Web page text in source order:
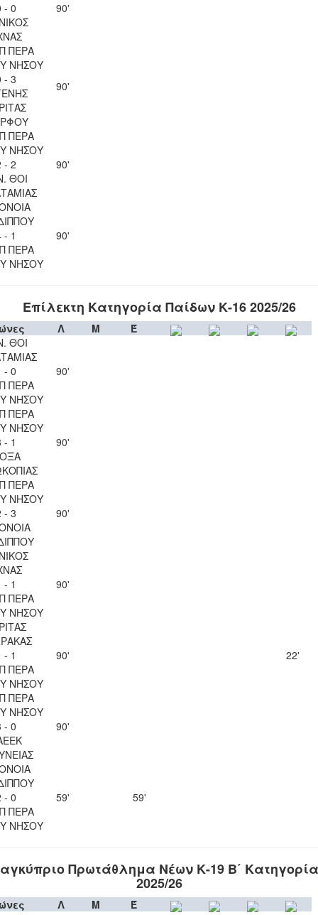
- 0
90'
ΠΕΡΑ
ΝΗΣΟΥ
- 3
90'
ΠΕΡΑ
ΝΗΣΟΥ
- 2
ΘΟΙ
90'
- 1
ΠΕΡΑ
ΝΗΣΟΥ
90'
Επίλεκτη Κατηγορία Παίδων Κ-16 2025/26
Λ Μ
Έ
ΘΟΙ
- 0
ΠΕΡΑ
ΝΗΣΟΥ
90'
ΠΕΡΑ
ΝΗΣΟΥ
- 1
90'
ΠΕΡΑ
ΝΗΣΟΥ
- 3
90'
- 1
ΠΕΡΑ
ΝΗΣΟΥ
90'
- 1
ΠΕΡΑ
ΝΗΣΟΥ
90' 22'
ΠΕΡΑ
ΝΗΣΟΥ
- 0
90'
- 0
ΠΕΡΑ
ΝΗΣΟΥ
59' 59'
Πρωτάθλημα Νέων Κ-19 Β΄
2025/26
Λ Μ
Έ